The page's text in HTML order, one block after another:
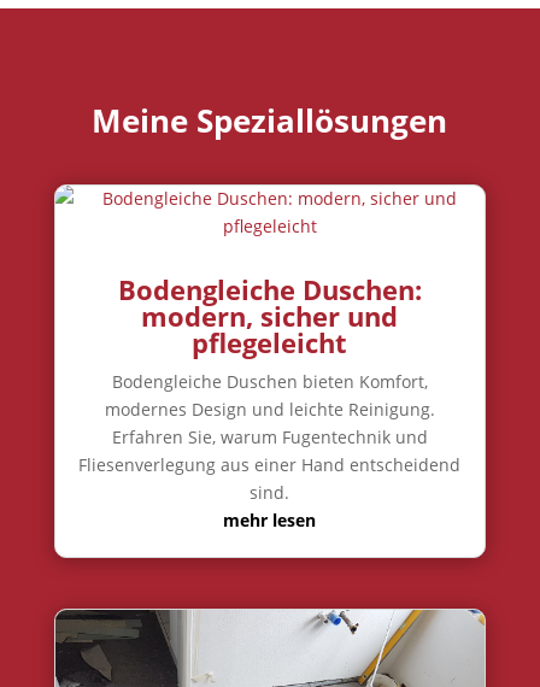
Meine Speziallösungen
Bodengleiche Duschen:
modern, sicher und
pflegeleicht
Bodengleiche Duschen bieten Komfort,
modernes Design und leichte Reinigung.
Erfahren Sie, warum Fugentechnik und
Fliesenverlegung aus einer Hand entscheidend
sind.
mehr lesen